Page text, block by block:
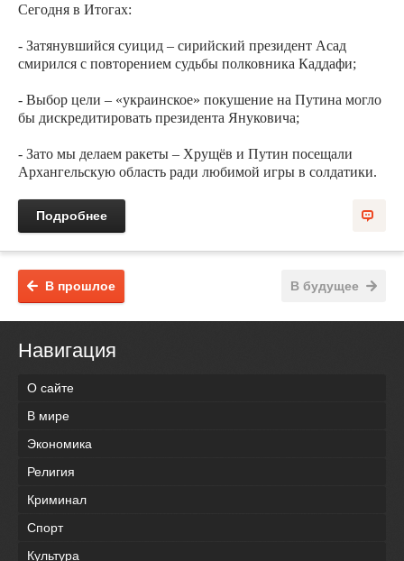
Сегодня в Итогах:
- Затянувшийся суицид – сирийский президент Асад
смирился с повторением судьбы полковника Каддафи;
- Выбор цели – «украинское» покушение на Путина могло
бы дискредитировать президента Януковича;
- Зато мы делаем ракеты – Хрущёв и Путин посещали
Архангельскую область ради любимой игры в солдатики.
Подробнее
В будущее
В прошлое
Навигация
О сайте
В мире
Экономика
Религия
Криминал
Спорт
Культура